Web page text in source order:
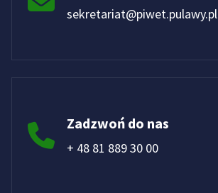
sekretariat@piwet.pulawy.pl
Zadzwoń do nas
+ 48 81 889 30 00